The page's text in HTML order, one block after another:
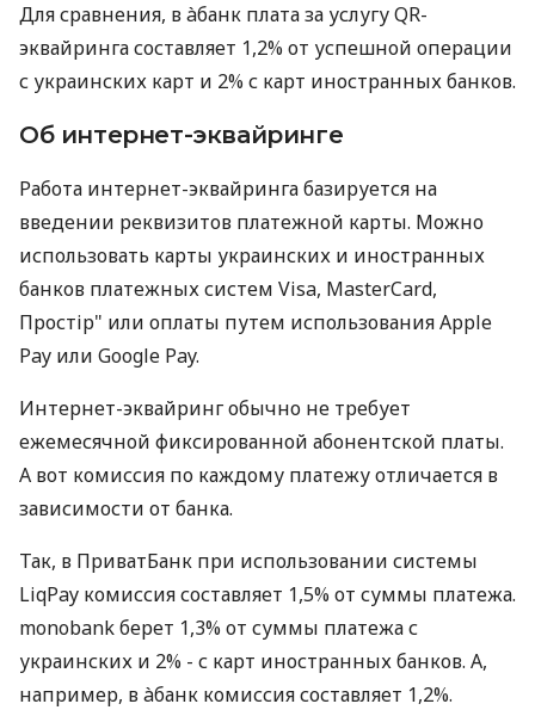
Для сравнения, в àбанк плата за услугу QR-
эквайринга составляет 1,2% от успешной операции
с украинских карт и 2% с карт иностранных банков.
Об интернет-эквайринге
Работа интернет-эквайринга базируется на
введении реквизитов платежной карты. Можно
использовать карты украинских и иностранных
банков платежных систем Visa, MasterCard,
Простір" или оплаты путем использования Apple
Pay или Google Pay.
Интернет-эквайринг обычно не требует
ежемесячной фиксированной абонентской платы.
А вот комиссия по каждому платежу отличается в
зависимости от банка.
Так, в ПриватБанк при использовании системы
LiqPay комиссия составляет 1,5% от суммы платежа.
monobank берет 1,3% от суммы платежа с
украинских и 2% - с карт иностранных банков. А,
например, в àбанк комиссия составляет 1,2%.